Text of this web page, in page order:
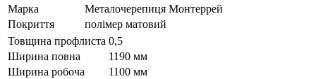
Марка
Металочерепиця Монтеррей
Покриття
полімер матовий
Товщина профлиста 0,5
Ширина повна
1190 мм
Ширина робоча
1100 мм